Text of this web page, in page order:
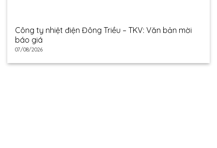
Công ty nhiệt điện Đông Triều – TKV: Văn bản mời
báo giá
07/08/2026